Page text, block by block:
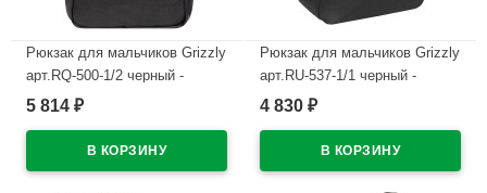
Рюкзак для мальчиков Grizzly
арт.RQ-500-1/2 черный -
черный 28х50х34 см
5 814 ₽
Рюкзак для мальчиков Grizzly
арт.RU-537-1/1 черный -
черный 29х43х15 см
4 830 ₽